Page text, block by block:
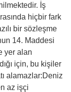
İş
hiçbir fark
bir sözleşme
14. Maddesi
yer alan
için, bu kişiler
alamazlar:Deniz
az işçi